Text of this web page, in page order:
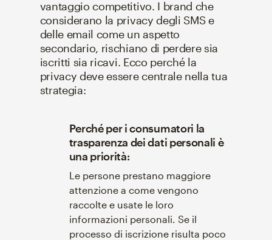
vantaggio competitivo. I brand che
considerano la privacy degli SMS e
delle email come un aspetto
secondario, rischiano di perdere sia
iscritti sia ricavi. Ecco perché la
privacy deve essere centrale nella tua
strategia:
Perché per i consumatori la
trasparenza dei dati personali è
una priorità:
Le persone prestano maggiore
attenzione a come vengono
raccolte e usate le loro
informazioni personali. Se il
processo di iscrizione risulta poco